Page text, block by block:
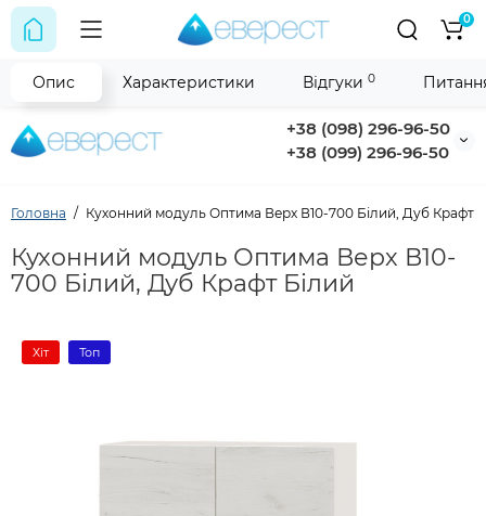
+38 (098) 296-96-50
+38 (099) 296-96-50
0
Головна Кухонний модуль Оптима Верх В10-700 Білий, Дуб Крафт
Кухонний модуль Оптима Верх В10-
700 Білий, Дуб Крафт Білий
Хіт Топ
Опис Характеристики Відгуки 0